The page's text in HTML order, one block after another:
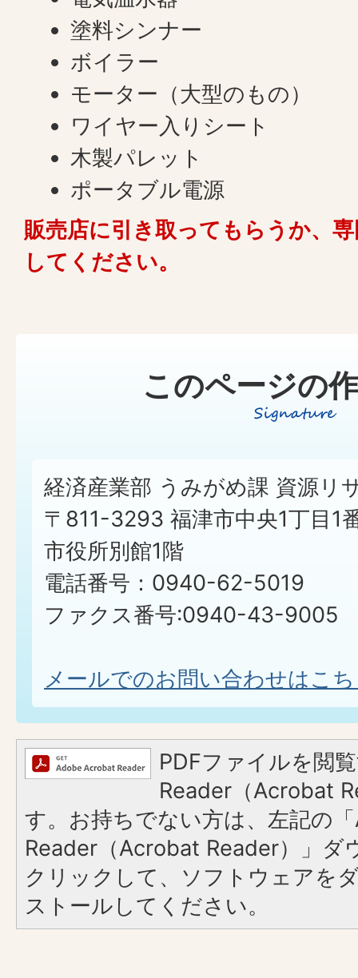
塗料シンナー
ボイラー
モーター（大型のもの）
ワイヤー入りシート
木製パレット
ポータブル電源
販売店に引き取ってもらうか、
してください。
このページの
経済産業部 うみがめ課 資源リ
〒811-3293 福津市中央1丁目1
市役所別館1階
電話番号：0940-62-5019
ファクス番号:0940-43-9005
メールでのお問い合わせはこ
PDFファイルを閲
Reader（Acrobat
す。お持ちでない方は、左記の
Reader（Acrobat Reader）」ダ
クリックして、ソフトウェアを
ストールしてください。